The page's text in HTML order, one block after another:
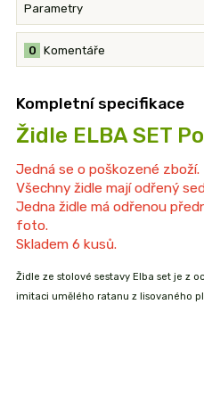
Parametry
Komentáře
0
Kompletní specifikace
Židle ELBA SET
Jedná se o poškozené zboží.
Všechny židle mají odřený
Jedna židle má odřenou
foto.
Skladem 6 kusů.
Židle ze stolové sestavy Elba set je z
imitaci umělého ratanu z lisovaného